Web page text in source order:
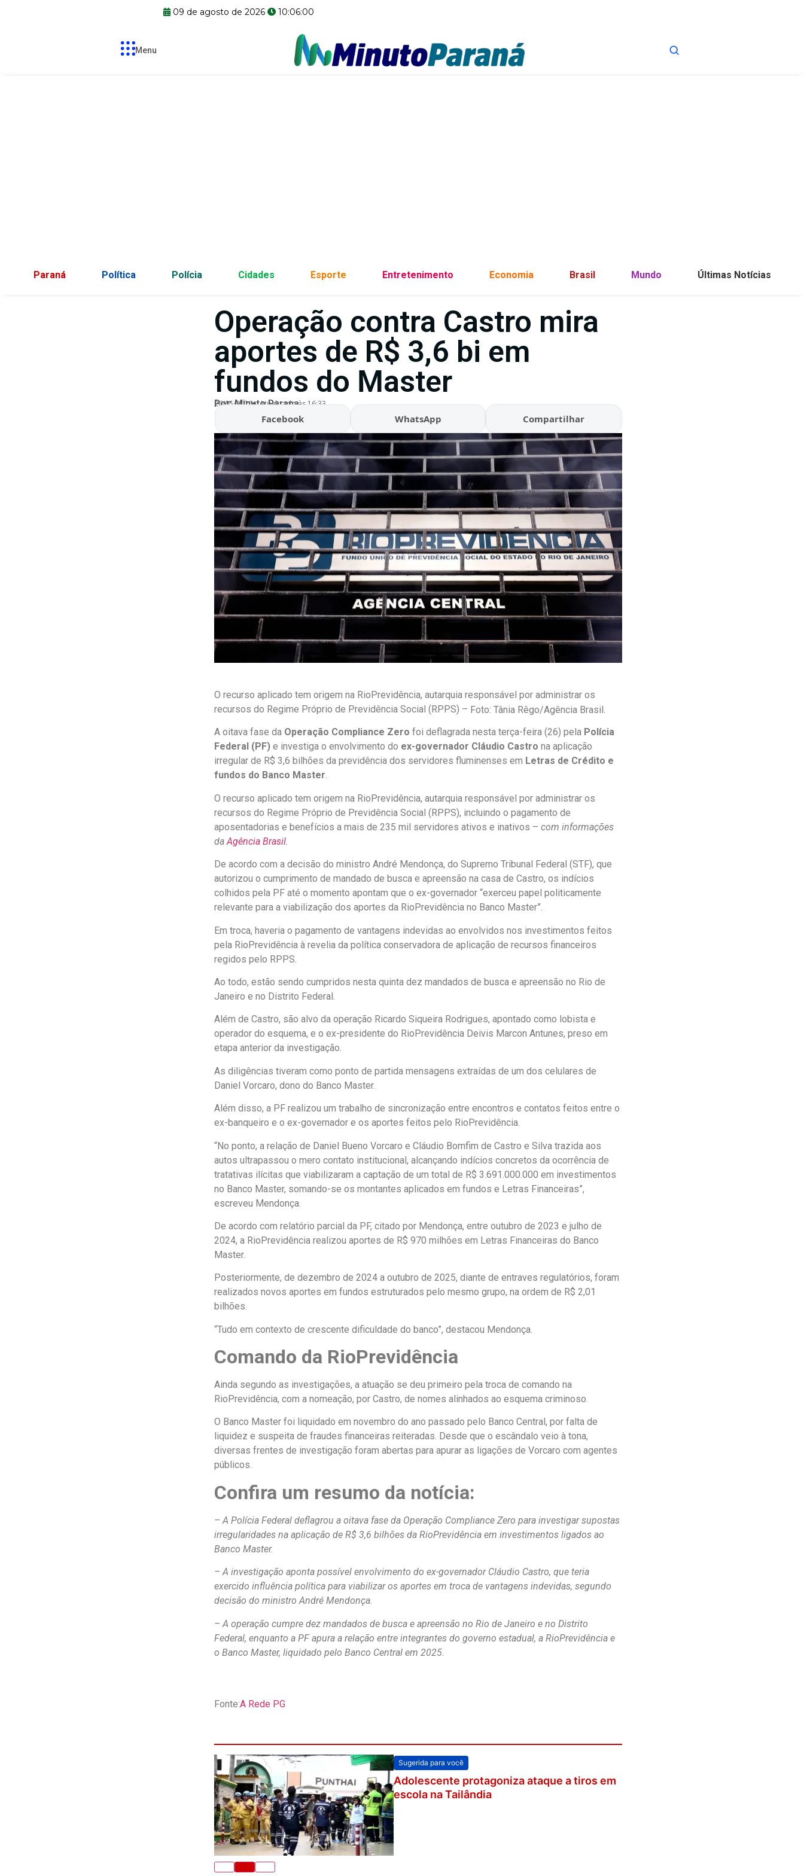
09 de agosto de 2026 10:06:01
Menu
Paraná Política Polícia Cidades Esporte Entretenimento Economia Brasil Mundo Últimas Notícias
Operação contra Castro mira
aportes de R$ 3,6 bi em
fundos do Master
Por:Minuto Parana
26/05/2026 Atualizado às 16:33
Facebook WhatsApp Compartilhar
O recurso aplicado tem origem na RioPrevidência, autarquia responsável por administrar os
recursos do Regime Próprio de Previdência Social (RPPS) – Foto: Tânia Rêgo/Agência Brasil.
A oitava fase da Operação Compliance Zero foi deflagrada nesta terça-feira (26) pela Polícia
Federal (PF)e investiga o envolvimento do ex-governador Cláudio Castro na aplicação
irregular de R$ 3,6 bilhões da previdência dos servidores fluminenses em Letras de Crédito e
fundos do Banco Master.
O recurso aplicado tem origem na RioPrevidência, autarquia responsável por administrar os
recursos do Regime Próprio de Previdência Social (RPPS), incluindo o pagamento de
aposentadorias e benefícios a mais de 235 mil servidores ativos e inativos – com informações
da Agência Brasil.
De acordo com a decisão do ministro André Mendonça, do Supremo Tribunal Federal (STF), que
autorizou o cumprimento de mandado de busca e apreensão na casa de Castro, os indícios
colhidos pela PF até o momento apontam que o ex-governador “exerceu papel politicamente
relevante para a viabilização dos aportes da RioPrevidência no Banco Master”.
Em troca, haveria o pagamento de vantagens indevidas ao envolvidos nos investimentos feitos
pela RioPrevidência à revelia da política conservadora de aplicação de recursos financeiros
regidos pelo RPPS.
Ao todo, estão sendo cumpridos nesta quinta dez mandados de busca e apreensão no Rio de
Janeiro e no Distrito Federal.
Além de Castro, são alvo da operação Ricardo Siqueira Rodrigues, apontado como lobista e
operador do esquema, e o ex-presidente do RioPrevidência Deivis Marcon Antunes, preso em
etapa anterior da investigação.
As diligências tiveram como ponto de partida mensagens extraídas de um dos celulares de
Daniel Vorcaro, dono do Banco Master.
Além disso, a PF realizou um trabalho de sincronização entre encontros e contatos feitos entre o
ex-banqueiro e o ex-governador e os aportes feitos pelo RioPrevidência.
“No ponto, a relação de Daniel Bueno Vorcaro e Cláudio Bomfim de Castro e Silva trazida aos
autos ultrapassou o mero contato institucional, alcançando indícios concretos da ocorrência de
tratativas ilícitas que viabilizaram a captação de um total de R$ 3.691.000.000 em investimentos
no Banco Master, somando-se os montantes aplicados em fundos e Letras Financeiras”,
escreveu Mendonça.
De acordo com relatório parcial da PF, citado por Mendonça, entre outubro de 2023 e julho de
2024, a RioPrevidência realizou aportes de R$ 970 milhões em Letras Financeiras do Banco
Master.
Posteriormente, de dezembro de 2024 a outubro de 2025, diante de entraves regulatórios, foram
realizados novos aportes em fundos estruturados pelo mesmo grupo, na ordem de R$ 2,01
bilhões.
“Tudo em contexto de crescente dificuldade do banco”, destacou Mendonça.
Comando da RioPrevidência
Ainda segundo as investigações, a atuação se deu primeiro pela troca de comando na
RioPrevidência, com a nomeação, por Castro, de nomes alinhados ao esquema criminoso.
O Banco Master foi liquidado em novembro do ano passado pelo Banco Central, por falta de
liquidez e suspeita de fraudes financeiras reiteradas. Desde que o escândalo veio à tona,
diversas frentes de investigação foram abertas para apurar as ligações de Vorcaro com agentes
públicos.
Confira um resumo da notícia:
– A Polícia Federal deflagrou a oitava fase da Operação Compliance Zero para investigar supostas
irregularidades na aplicação de R$ 3,6 bilhões da RioPrevidência em investimentos ligados ao
Banco Master.
– A investigação aponta possível envolvimento do ex-governador Cláudio Castro, que teria
exercido influência política para viabilizar os aportes em troca de vantagens indevidas, segundo
decisão do ministro André Mendonça.
– A operação cumpre dez mandados de busca e apreensão no Rio de Janeiro e no Distrito
Federal, enquanto a PF apura a relação entre integrantes do governo estadual, a RioPrevidência e
o Banco Master, liquidado pelo Banco Central em 2025.
Fonte:A Rede PG
Sugerida para você
Adolescente protagoniza ataque a tiros em
escola na Tailândia